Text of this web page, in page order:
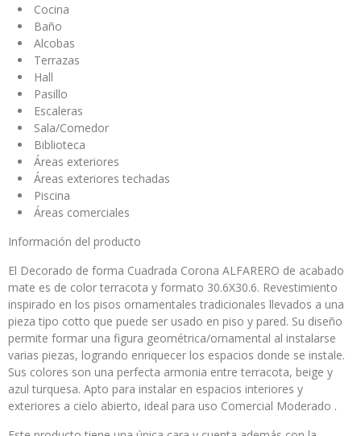
Cocina
Baño
Alcobas
Terrazas
Hall
Pasillo
Escaleras
Sala/Comedor
Biblioteca
Áreas exteriores
Áreas exteriores techadas
Piscina
Áreas comerciales
Información del producto
El Decorado de forma Cuadrada Corona ALFARERO de acabado
mate es de color terracota y formato 30.6X30.6. Revestimiento
inspirado en los pisos ornamentales tradicionales llevados a una
pieza tipo cotto que puede ser usado en piso y pared. Su diseño
permite formar una figura geométrica/ornamental al instalarse
varias piezas, logrando enriquecer los espacios donde se instale.
Sus colores son una perfecta armonia entre terracota, beige y
azul turquesa. Apto para instalar en espacios interiores y
exteriores a cielo abierto, ideal para uso Comercial Moderado .